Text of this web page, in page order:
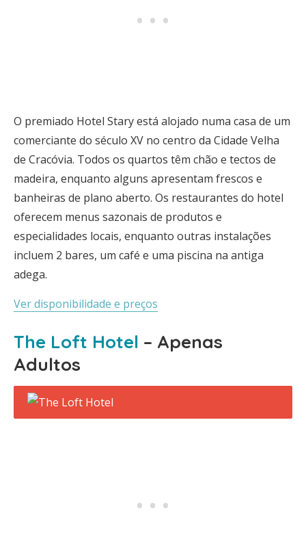
O premiado Hotel Stary está alojado numa casa de um
comerciante do século XV no centro da Cidade Velha
de Cracóvia. Todos os quartos têm chão e tectos de
madeira, enquanto alguns apresentam frescos e
banheiras de plano aberto. Os restaurantes do hotel
oferecem menus sazonais de produtos e
especialidades locais, enquanto outras instalações
incluem 2 bares, um café e uma piscina na antiga
adega.
Ver disponibilidade e preços
The Loft Hotel – Apenas
Adultos